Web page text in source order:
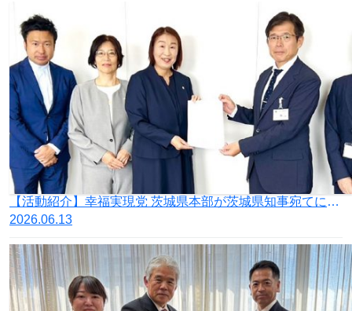
【活動紹介】幸福実現党 茨城県本部が茨城県知事宛てに「東海村第二発電所の速やかな再稼働を求める要望書」を提出
2026.06.13